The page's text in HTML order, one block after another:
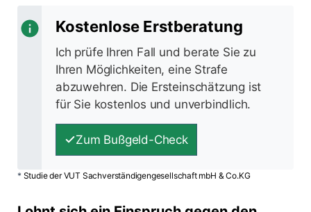
Kostenlose Erstberatung
Ich prüfe Ihren Fall und berate Sie zu
Ihren Möglichkeiten, eine Strafe
abzuwehren. Die Ersteinschätzung ist
für Sie kostenlos und unverbindlich.
Zum Bußgeld-Check
* Studie der VUT Sachverständigengesellschaft mbH & Co.KG